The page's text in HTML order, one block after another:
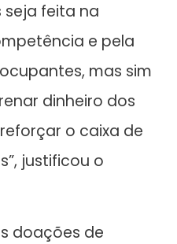
seja feita na
e pela
mas sim
dinheiro dos
o caixa de
justificou o
doações de